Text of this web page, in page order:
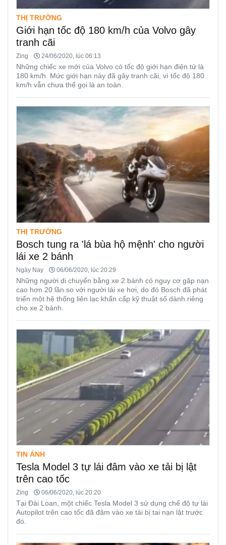
THỊ TRƯỜNG
Giới hạn tốc độ 180 km/h của Volvo gây
tranh cãi
Zing 24/06/2020, lúc 06:13
Những chiếc xe mới của Volvo có tốc độ giới hạn điện tử là
180 km/h. Mức giới hạn này đã gây tranh cãi, vì tốc độ 180
km/h vẫn chưa thể gọi là an toàn.
THỊ TRƯỜNG
Bosch tung ra 'lá bùa hộ mệnh' cho người
lái xe 2 bánh
Ngày Nay 06/06/2020, lúc 20:29
Những người di chuyển bằng xe 2 bánh có nguy cơ gặp nạn
cao hơn 20 lần so với người lái xe hơi, do đó Bosch đã phát
triển một hệ thống liên lạc khẩn cấp kỹ thuật số dành riêng
cho xe 2 bánh.
TIN ẢNH
Tesla Model 3 tự lái đâm vào xe tải bị lật
trên cao tốc
Zing 06/06/2020, lúc 20:20
Tại Đài Loan, một chiếc Tesla Model 3 sử dụng chế độ tự lái
Autopilot trên cao tốc đã đâm vào xe tải bị tai nạn lật trước
đó.